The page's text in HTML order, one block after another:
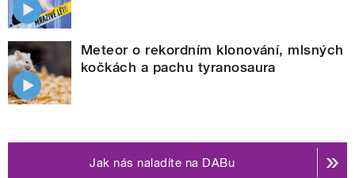
Meteor o rekordním klonování, mlsných
kočkách a pachu tyranosaura
Jak nás naladíte na DABu